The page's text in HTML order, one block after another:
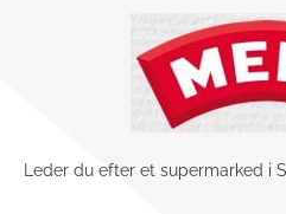
Leder du efter et supermarked i